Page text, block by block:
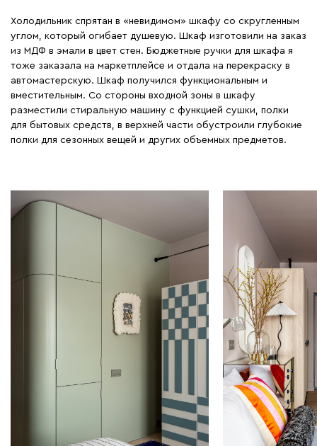
Холодильник спрятан в «невидимом» шкафу со скругленным
углом, который огибает душевую. Шкаф изготовили на заказ
из МДФ в эмали в цвет стен. Бюджетные ручки для шкафа я
тоже заказала на маркетплейсе и отдала на перекраску в
автомастерскую. Шкаф получился функциональным и
вместительным. Со стороны входной зоны в шкафу
разместили стиральную машину с функцией сушки, полки
для бытовых средств, в верхней части обустроили глубокие
полки для сезонных вещей и других объемных предметов.